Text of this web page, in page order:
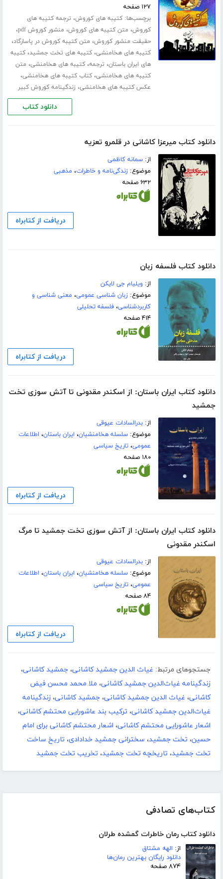
کتاب‌های تصادفی
دانلود کتاب رمان خاطرات گمشده طرلان
از: الهه مشتاق
دانلود رایگان بهترین رمان‌ها
۸۷۴ صفحه
۱۲۷ صفحه
برچسب‌ها:کتیبه های کوروش، ترجمه کتیبه های
کوروش، متن کتیبه های کوروش، منشور کوروش pdf ،
حقیقت منشور کوروش، متن کتیبه کوروش در پاسارگاد،
کتیبه های هخامنشی،کتیبه های تخت جمشید،کتیبه
های ایران باستان، ترجمه،کتیبه های هخامنشی، متن
کتیبه های هخامنشی،کتاب کتیبه های هخامنشی،
عکس کتیبه های هخامنشی، زندگینامه کوروش کبیر
دانلود کتاب
دانلود کتاب میرعزا کاشانی در قلمرو تعزیه
از:سمانه کاظمی
موضوع:زندگی‌نامه و خاطرات، مذهبی
۶۳۲ صفحه
دریافت از کتابراه
دانلود کتاب فلسفه زبان
از: ویلیام جی لایکن
موضوع:زبان شناسی عمومی، معنی شناسی و
کاربردشناسی،فلسفه تحلیلی
۴۱۴ صفحه
دریافت از کتابراه
دانلود کتاب ایران باستان: از اسکندر مقدونی تا آتش سوزی تخت
جمشید
از:بدرالسادات عیوقی
موضوع:سلسله هخامنشیان، ایران باستان، اطلاعات
عمومی،تاریخ سیاسی
۱۸۰ صفحه
دریافت از کتابراه
دانلود کتاب ایران باستان: از آتش سوزی تخت جمشید تا مرگ
اسکندر مقدونی
از:بدرالسادات عیوقی
موضوع:سلسله هخامنشیان، ایران باستان، اطلاعات
عمومی،تاریخ سیاسی
۸۴ صفحه
دریافت از کتابراه
جستجوهای مرتبط: غیاث الدین جمشید کاشانی، جمشید کاشانی،
زندگینامه غیاث‌الدین جمشید کاشانی، ملا محمد محسن فیض
کاشانی، غیاث الدین جمشید کاشانی، جمشید کاشانی، زندگینامه
غیاث‌الدین جمشید کاشانی، ترکیب بند عاشورایی محتشم کاشانی،
اشعار عاشورایی محتشم کاشانی، اشعار محتشم کاشانی برای امام
حسین، تخت جمشید، سخترانی جمشید خدادادی، تاریخ ساخت
تخت جمشید، تاریخچه تخت جمشید، تخریب تخت جمشید